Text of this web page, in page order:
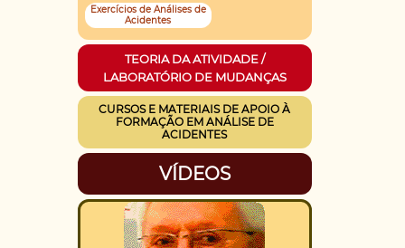
Exercícios de Análises de
Acidentes
TEORIA DA ATIVIDADE /
LABORATÓRIO DE MUDANÇAS
CURSOS E MATERIAIS DE APOIO À
FORMAÇÃO EM ANÁLISE DE
ACIDENTES
VÍDEOS